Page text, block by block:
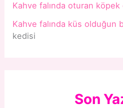
Kahve falında oturan
Kahve falında küs olduğun
kedisi
Son